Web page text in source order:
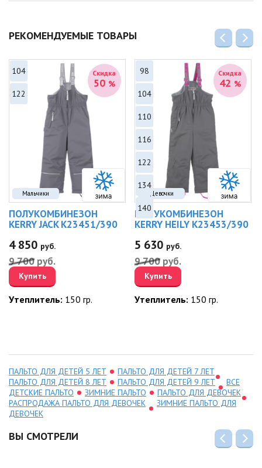
РЕКОМЕНДУЕМЫЕ ТОВАРЫ
Мальчики
Скидка
50 %
104
122
ПОЛУКОМБИНЕЗОН
KERRY JACK K23451/390
4 850 руб.
9 700 руб.
Купить
Утеплитель: 150 гр.
Девочки
Скидка
42 %
98
104
110
116
122
134
140
ПОЛУКОМБИНЕЗОН
KERRY HEILY K23453/390
5 630 руб.
9 700 руб.
Купить
Утеплитель: 150 гр.
ПАЛЬТО ДЛЯ ДЕТЕЙ 5 ЛЕТ
ПАЛЬТО ДЛЯ ДЕТЕЙ 7 ЛЕТ
ПАЛЬТО ДЛЯ ДЕТЕЙ 8 ЛЕТ
ПАЛЬТО ДЛЯ ДЕТЕЙ 9 ЛЕТ
ВСЕ
ДЕТСКИЕ ПАЛЬТО
ЗИМНИЕ ПАЛЬТО
ПАЛЬТО ДЛЯ ДЕВОЧЕК
РАСПРОДАЖА ПАЛЬТО ДЛЯ ДЕВОЧЕК
ЗИМНИЕ ПАЛЬТО ДЛЯ
ДЕВОЧЕК
ВЫ СМОТРЕЛИ